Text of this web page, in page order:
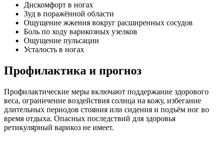
Дискомфорт в ногах
Зуд в поражённой области
Ощущение жжения вокруг расширенных сосудов
Боль по ходу варикозных узелков
Ощущение пульсации
Усталость в ногах
Профилактика и прогноз
Профилактические меры включают поддержание здорового
веса, ограничение воздействия солнца на кожу, избегание
длительных периодов стояния или сидения и подъём ног во
время отдыха. Опасных последствий для здоровья
ретикулярный варикоз не имеет.